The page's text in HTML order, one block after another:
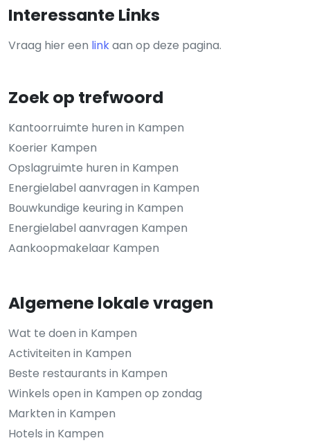
Interessante Links
Vraag hier een linkaan op deze pagina.
Zoek op trefwoord
Kantoorruimte huren in Kampen
Koerier Kampen
Opslagruimte huren in Kampen
Energielabel aanvragen in Kampen
Bouwkundige keuring in Kampen
Energielabel aanvragen Kampen
Aankoopmakelaar Kampen
Algemene lokale vragen
Wat te doen in Kampen
Activiteiten in Kampen
Beste restaurants in Kampen
Winkels open in Kampen op zondag
Markten in Kampen
Hotels in Kampen